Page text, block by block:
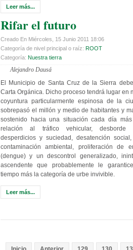
Leer más...
Rifar el futuro
Creado En Miércoles, 15 Junio 2011 18:06
Categoría de nivel principal o raíz: ROOT
Categoría: Nuestra tierra
Alejandro Dausá
El Municipio de Santa Cruz de la Sierra
Carta Orgánica. Dicho proceso tendrá lugar en
coyuntura particularmente espinosa de la
sobrepasó el millón y medio de habitantes y
sostenido hacia una situación cada día
relación al tráfico vehicular, desborde
desperdicios y suciedad, desatención
contaminación ambiental, proliferación de
(dengue) y un descontrol generalizado,
ascendente que probablemente le
tiempo más la categoría de urbe invivible.
Leer más...